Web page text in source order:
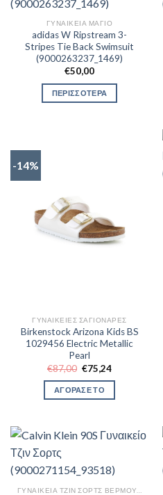
ΓΥΝΑΙΚΕΊΑ ΜΑΓΙΌ
adidas W Ripstream 3-
Stripes Tie Back Swimsuit
(9000263237_1469)
€50,00
ΠΕΡΙΣΣΟΤΕΡΑ
-14%
ΓΥΝΑΙΚΕΊΕΣ ΣΑΓΙΟΝΆΡΕΣ
Birkenstock Arizona Kids BS
1029456 Electric Metallic
Pearl
€87,00 Original
price
was:
€87,00.
€75,24Η
τιμή
€75,24.
ΑΓΟΡΑΣΕ ΤΟ